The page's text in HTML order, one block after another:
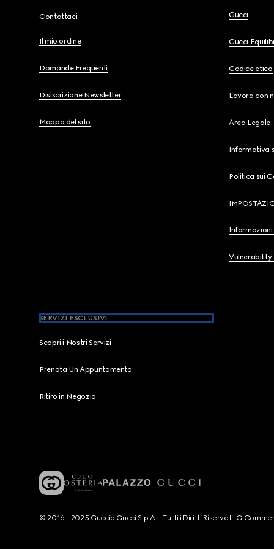
Contattaci
Il mio ordine
Domande Frequenti
Disiscrizione Newsletter
Mappa del sito
Gucci
Gucci
Codice etico
Lavora con
Area Legale
Informativa
Politica sui
Informazioni
Vulnerability
SERVIZI ESCLUSIVI
Scopri i Nostri Servizi
Prenota Un Appuntamento
Ritiro in Negozio
© 2016 - 2025 Guccio Gucci S.p.A. - Tutti i Diritti Riservati. G